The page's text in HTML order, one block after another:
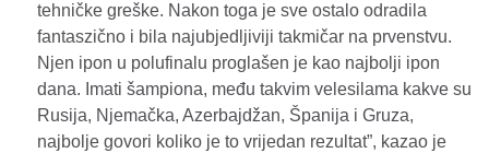
tehničke greške. Nakon toga je sve ostalo odradila
fantaszično i bila najubjedljiviji takmičar na prvenstvu.
Njen ipon u polufinalu proglašen je kao najbolji ipon
dana. Imati šampiona, među takvim velesilama kakve su
Rusija, Njemačka, Azerbajdžan, Španija i Gruza,
najbolje govori koliko je to vrijedan rezultat”, kazao je